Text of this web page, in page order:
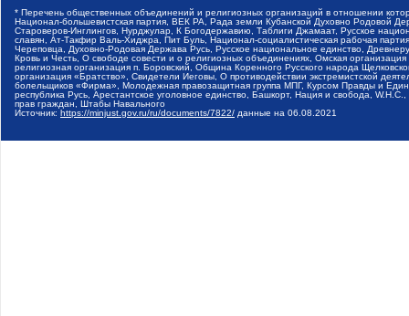
* Перечень общественных объединений и религиозных организаций в отношении
Национал-большевистская партия, ВЕК РА, Рада земли Кубанской Духовно Родовой
Староверов-Инглингов, Нурджулар, К Богодержавию, Таблиги Джамаат, Русское
славян, Ат-Такфир Валь-Хиджра, Пит Буль, Национал-социалистическая рабочая
Череповца, Духовно-Родовая Держава Русь, Русское национальное единство,
Кровь и Честь, О свободе совести и о религиозных объединениях, Омская
религиозная организация п. Боровский, Община Коренного Русского народа
организация «Братство», Свидетели Иеговы, О противодействии экстремистской
болельщиков «Фирма», Молодежная правозащитная группа МПГ, Курсом Правды и
республика Русь, Арестантское уголовное единство, Башкорт, Нация и свобода,
прав граждан, Штабы Навального
Источник: https://minjust.gov.ru/ru/documents/7822/ данные на 06.08.2021